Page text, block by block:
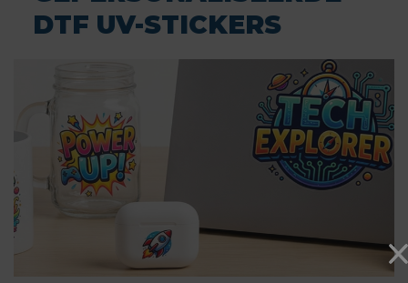
DTF UV-STICKERS